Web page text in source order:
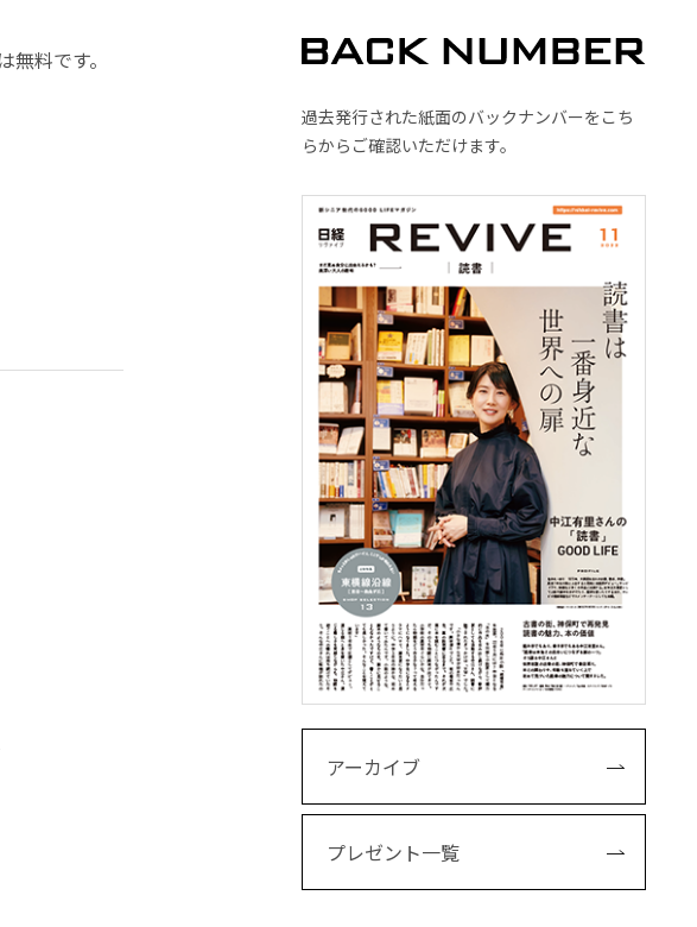
料です。
過去発行された紙面のバックナンバーをこち
らからご確認いただけます。
アーカイブ
プレゼント一覧